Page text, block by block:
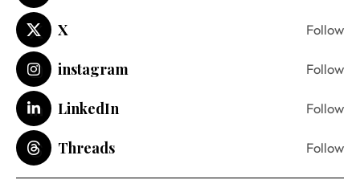
X Follow
instagram Follow
LinkedIn Follow
Threads Follow